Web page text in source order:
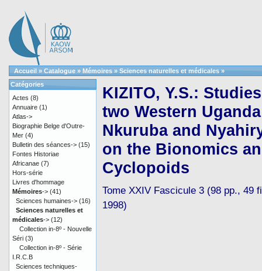
Accueil » Catalogue » Mémoires » Sciences naturelles et médicales »
KIZITO, Y.S.:
two Western
Nkuruba and
on the Bionomics
Cyclopoids
Tome XXIV Fascicule 3 (98 pp., 49
1998)
Catégories
Actes (8)
Annuaire (1)
Atlas->
Biographie Belge d'Outre-
Mer (4)
Bulletin des séances-> (15)
Fontes Historiae
Africanae (7)
Hors-série
Livres d'hommage
Mémoires-> (41)
Sciences humaines-> (16)
Sciences naturelles et
médicales-> (12)
Collection in-8º - Nouvelle
Séri (3)
Collection in-8º - Série
I.R.C.B
Sciences techniques-